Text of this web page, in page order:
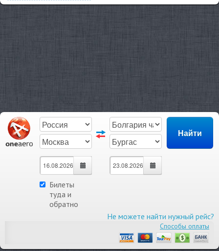
Билеты
туда и
обратно
Не можете найти нужный рейс?
Способы оплаты